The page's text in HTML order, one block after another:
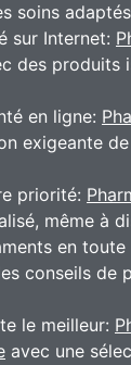
soins
sur Internet:
des produits
en ligne:
exigeante
priorité:
même à
en
conseils de
le meilleur:
avec une